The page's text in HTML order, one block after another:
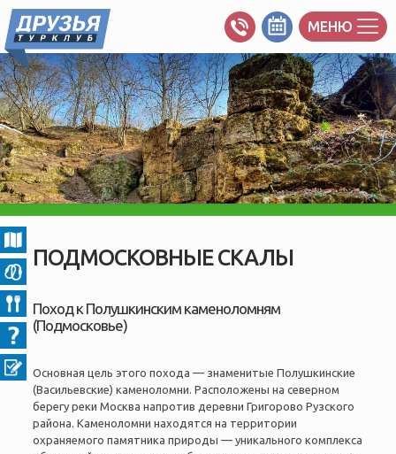
МЕНЮ
ПОДМОСКОВНЫЕ СКАЛЫ
Поход к Полушкинским каменоломням
(Подмосковье)
Основная цель этого похода — знаменитые Полушкинские
(Васильевские) каменоломни. Расположены на северном
берегу реки Москва напротив деревни Григорово Рузского
района. Каменоломни находятся на территории
охраняемого памятника природы — уникального комплекса